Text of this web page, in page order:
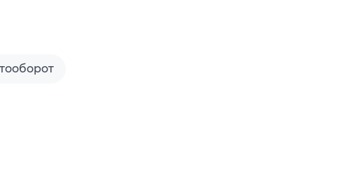
программа